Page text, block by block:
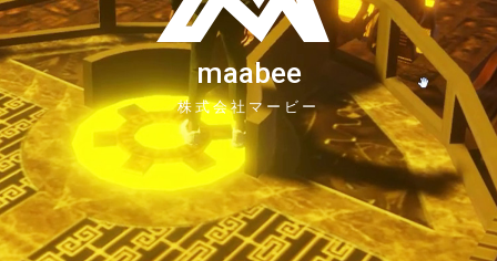
maabee
株式会社マービー